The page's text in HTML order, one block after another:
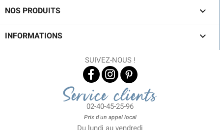
NOS PRODUITS 
INFORMATIONS 
SUIVEZ-NOUS !
Service clients
02-40-45-25-96
Prix d'un appel local
Du lundi au vendredi